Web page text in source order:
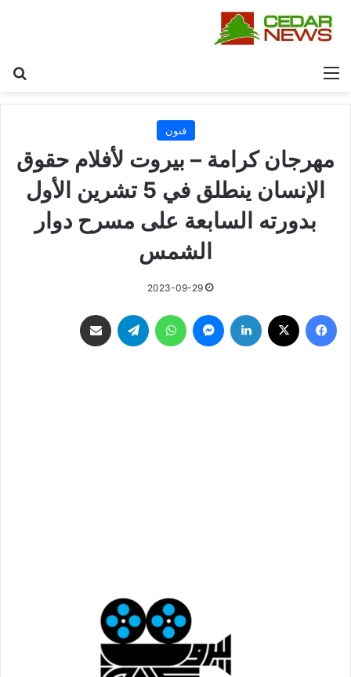
القائمة
فنون
مهرجان كرامة – بيروت لأفلام حقوق
الإنسان ينطلق في 5 تشرين الأول
بدورته السابعة على مسرح دوار
الشمس
2023-09-29
فيسبوك لينكدإن ماسنجر واتساب تيلقرام